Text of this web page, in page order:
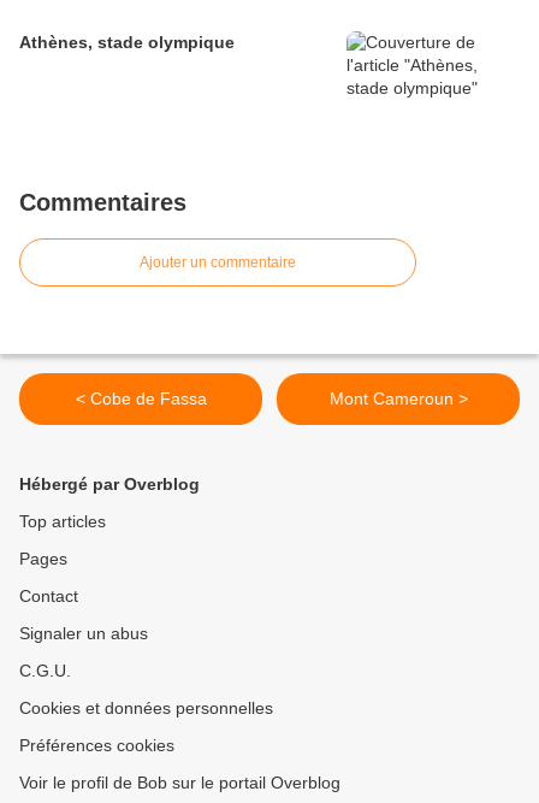
Athènes, stade olympique
Commentaires
Ajouter un commentaire
< Cobe de Fassa Mont Cameroun >
Hébergé par Overblog
Top articles
Pages
Contact
Signaler un abus
C.G.U.
Cookies et données personnelles
Préférences cookies
Voir le profil de Bob sur le portail Overblog